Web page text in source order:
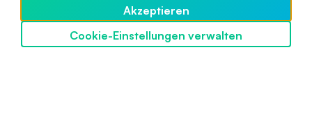
Akzeptieren
Cookie-Einstellungen verwalten
SwissBorg entdecken